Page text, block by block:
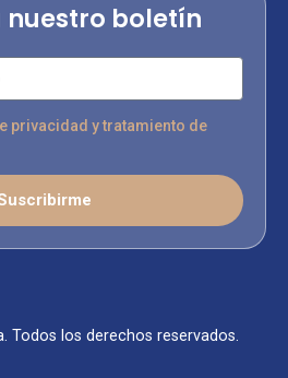
nuestro boletín
privacidad y tratamiento de
Todos los derechos reservados.